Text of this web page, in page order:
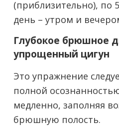
(приблизительно), по
день – утром и
Глубокое брюшное
упрощенный цигун
Это упражнение
полной
медленно, заполняя
брюшную полость.